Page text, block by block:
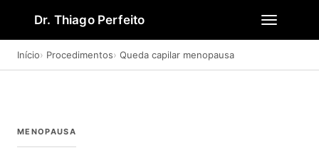
Dr. Thiago Perfeito
Início Procedimentos Queda capilar menopausa
MENOPAUSA